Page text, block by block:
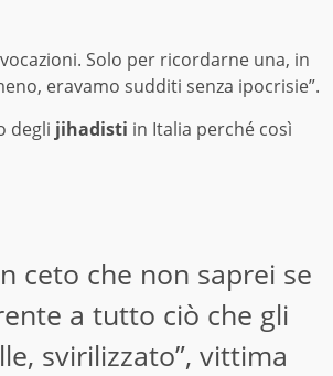
Solo per ricordarne una, in
eravamo sudditi senza ipocrisie”.
degli jihadisti in Italia perché così
ceto che non saprei se
a tutto ciò che gli
svirilizzato”, vittima